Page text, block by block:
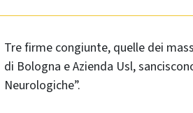
Tre firme congiunte, quelle dei
di Bologna e Azienda Usl,
Neurologiche”.